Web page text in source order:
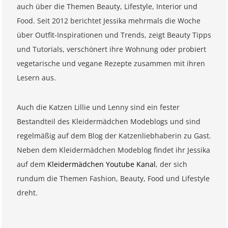
auch über die Themen Beauty, Lifestyle, Interior und
Food. Seit 2012 berichtet Jessika mehrmals die Woche
über Outfit-Inspirationen und Trends, zeigt Beauty Tipps
und Tutorials, verschönert ihre Wohnung oder probiert
vegetarische und vegane Rezepte zusammen mit ihren
Lesern aus.
Auch die Katzen Lillie und Lenny sind ein fester
Bestandteil des Kleidermädchen Modeblogs und sind
regelmäßig auf dem Blog der Katzenliebhaberin zu Gast.
Neben dem Kleidermädchen Modeblog findet ihr Jessika
auf dem Kleidermädchen Youtube Kanal, der sich
rundum die Themen Fashion, Beauty, Food und Lifestyle
dreht.